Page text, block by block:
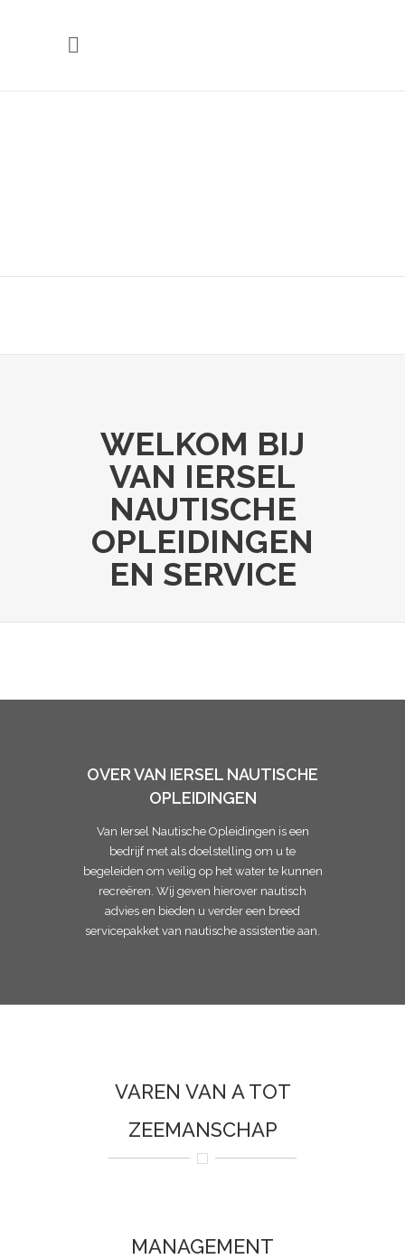
WELKOM BIJ
VAN IERSEL
NAUTISCHE
OPLEIDINGEN
EN SERVICE
OVER VAN IERSEL NAUTISCHE
OPLEIDINGEN
Van Iersel Nautische Opleidingen is een
bedrijf met als doelstelling om u te
begeleiden om veilig op het water te kunnen
recreëren. Wij geven hierover nautisch
advies en bieden u verder een breed
servicepakket van nautische assistentie aan.
VAREN VAN A TOT
ZEEMANSCHAP
MANAGEMENT